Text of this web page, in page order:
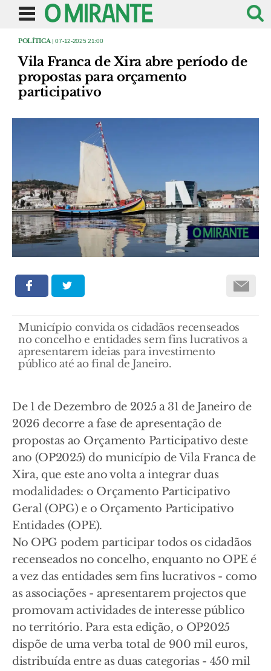
POLÍTICA | 07-12-2025 21:00
Vila Franca de Xira abre período de
propostas para orçamento
participativo
Município convida os cidadãos recenseados
no concelho e entidades sem fins lucrativos a
apresentarem ideias para investimento
público até ao final de Janeiro.
De 1 de Dezembro de 2025 a 31 de Janeiro de
2026 decorre a fase de apresentação de
propostas ao Orçamento Participativo deste
ano (OP2025) do município de Vila Franca de
Xira, que este ano volta a integrar duas
modalidades: o Orçamento Participativo
Geral (OPG) e o Orçamento Participativo
Entidades (OPE).
No OPG podem participar todos os cidadãos
recenseados no concelho, enquanto no OPE é
a vez das entidades sem fins lucrativos - como
as associações - apresentarem projectos que
promovam actividades de interesse público
no território. Para esta edição, o OP2025
dispõe de uma verba total de 900 mil euros,
distribuída entre as duas categorias - 450 mil